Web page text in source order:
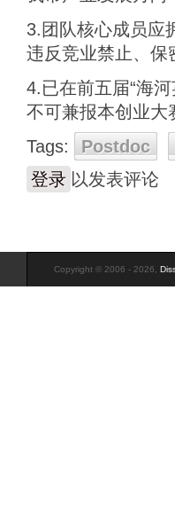
3.团队核心成员应
违反竞业禁止、保
4.已在前五届“海
不可兼报本创业大
Tags:
Postdoc
登录 以发表评论
Copyright © 2006 - 2026,